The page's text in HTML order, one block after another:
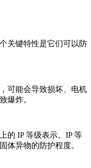
关键特性是它们可以防
可能会导致损坏、电机
爆炸。
的 IP等级表示。 IP等
体异物的防护程度。